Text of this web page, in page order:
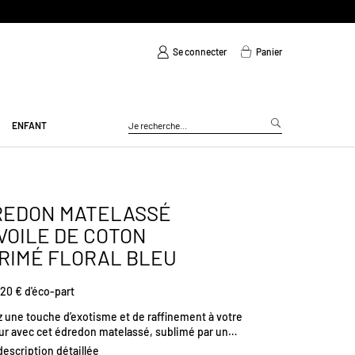
Se connecter Panier
ENFANT
MATELASSÉ
DE COTON
FLORAL BLEU
€ d'éco-part
une touche d’exotisme et de raffinement à votre
avec cet édredon matelassé, sublimé par un
motif floral indien traditionnel aux teintes délicates.
détaillée